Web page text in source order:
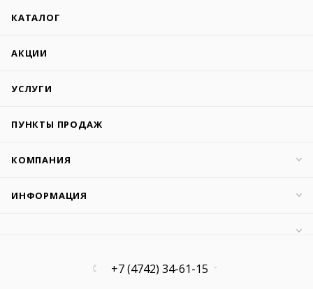
КАТАЛОГ
АКЦИИ
УСЛУГИ
ПУНКТЫ ПРОДАЖ
КОМПАНИЯ
ИНФОРМАЦИЯ
+7 (4742) 34-61-15